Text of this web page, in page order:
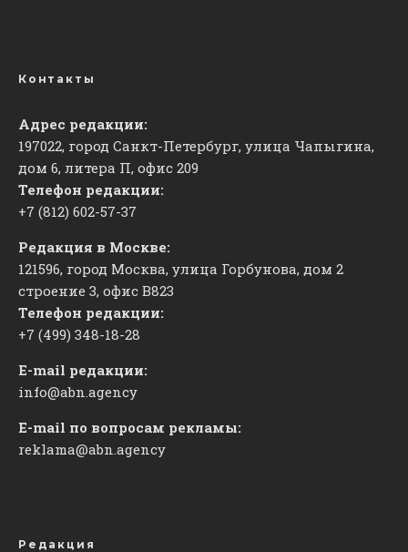
Контакты
Адрес редакции:
197022, город Санкт-Петербург, улица Чапыгина,
дом 6, литера П, офис 209
Телефон редакции:
+7 (812) 602-57-37
Редакция в Москве:
121596, город Москва, улица Горбунова, дом 2
строение 3, офис ​В823
Телефон редакции:
+7 (499) 348-18-28
E-mail редакции:
info@abn.agency
E-mail по вопросам рекламы:
reklama@abn.agency
Редакция